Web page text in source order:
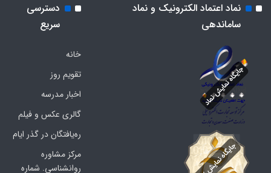
نماد اعتماد الکترونیک و نماد
ساماندهی
دسترسی
سریع
خانه
تقویم روز
اخبار مدرسه
گالری عکس و فیلم
ره‌یافتگان در گذر ایام
مرکز مشاوره
روانشناسی. شماره